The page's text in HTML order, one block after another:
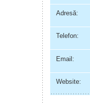
Adresă:
Telefon:
Email:
Website: